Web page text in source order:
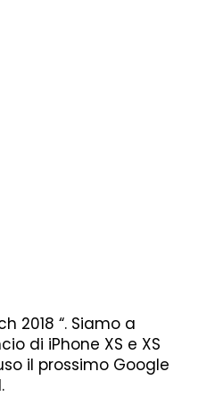
2018 “. Siamo a
di iPhone XS e XS
il prossimo Google